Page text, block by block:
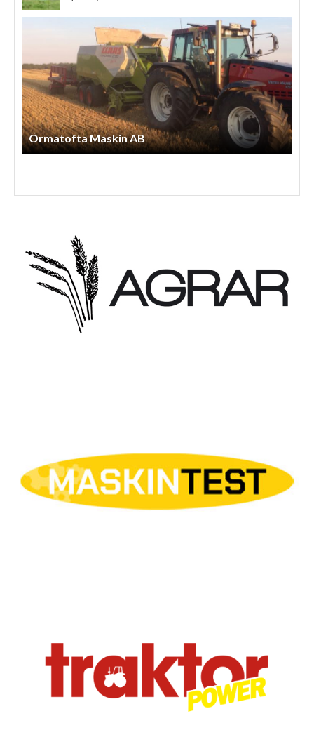
Ss Lantbruksentreprenad AB